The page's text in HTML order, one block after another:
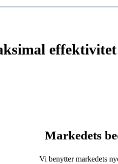
Markedets
Vi benytter markedets